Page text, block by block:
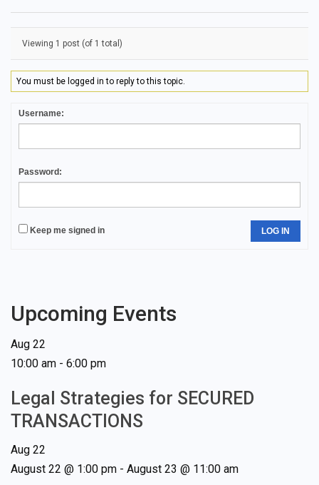
Viewing 1 post (of 1 total)
You must be logged in to reply to this topic.
Username:
Password:
Keep me signed in LOG IN
Upcoming Events
Aug 22
10:00 am - 6:00 pm
Legal Strategies for SECURED
TRANSACTIONS
Aug 22
August 22 @ 1:00 pm - August 23 @ 11:00 am